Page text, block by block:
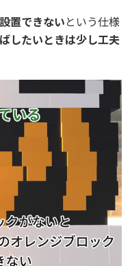
置できないという仕様
したいときは少し工夫